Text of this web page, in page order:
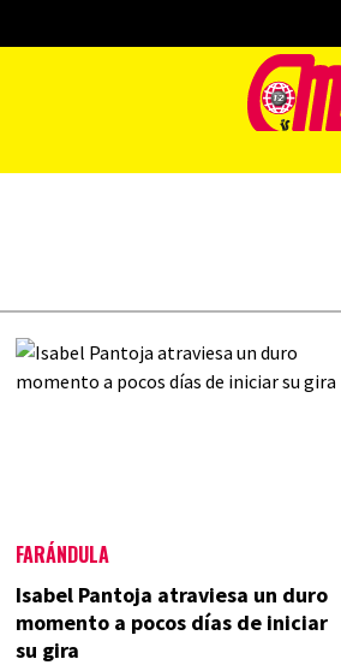
FARÁNDULA
Isabel Pantoja atraviesa un duro
momento a pocos días de iniciar
su gira